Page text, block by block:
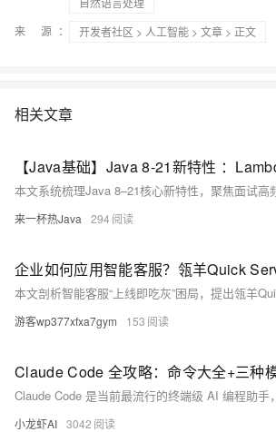
来 源：
开发者社区 > 人工智能 > 文章 > 正文
相关文章
来一杯热Java 294
游客wp377xfxa7gym 153
小龙虾AI 3042